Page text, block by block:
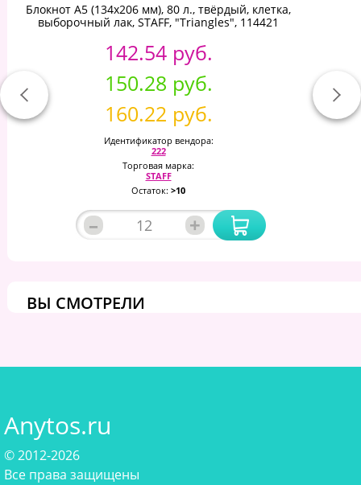
Блокнот А5 (134х206 мм), 80 л., твёрдый, клетка,
выборочный лак, STAFF, "Triangles", 114421
142.54 руб.
150.28 руб.
160.22 руб.
Идентификатор вендора:
222
Торговая марка:
STAFF
Остаток: >10
– +
ВЫ СМОТРЕЛИ
Anytos.ru
© 2012-2026
Все права защищены